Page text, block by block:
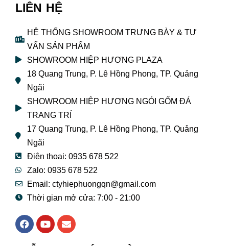
LIÊN HỆ
HỆ THỐNG SHOWROOM TRƯNG BÀY & TƯ
VẤN SẢN PHẨM
SHOWROOM HIỆP HƯƠNG PLAZA
18 Quang Trung, P. Lê Hồng Phong, TP. Quảng
Ngãi
SHOWROOM HIỆP HƯƠNG NGÓI GỐM ĐÁ
TRANG TRÍ
17 Quang Trung, P. Lê Hồng Phong, TP. Quảng
Ngãi
Điện thoại: 0935 678 522
Zalo: 0935 678 522
Email: ctyhiephuongqn@gmail.com
Thời gian mở cửa: 7:00 - 21:00
F
a
Y
o
E
n